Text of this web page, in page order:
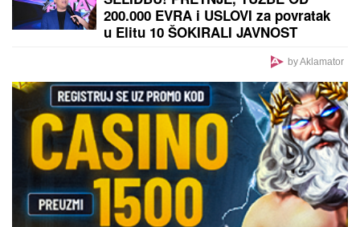
200.000 EVRA i USLOVI za povratak
u Elitu 10 ŠOKIRALI JAVNOST
by Aklamator